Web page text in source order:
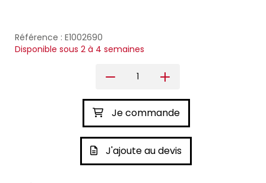
Référence : E1002690
Disponible sous 2 à 4 semaines
Je commande
J'ajoute au devis